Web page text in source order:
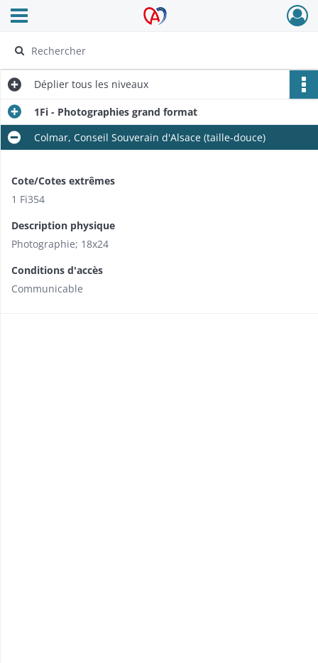
Archives Alsace - Colmar
Ouvrir le menu déroulant
Déplier tous les niveaux
1Fi - Photographies grand format
Colmar, Conseil Souverain d'Alsace (taille-douce)
Cote/Cotes extrêmes
1 Fi354
Description physique
Photographie; 18x24
Conditions d'accès
Communicable